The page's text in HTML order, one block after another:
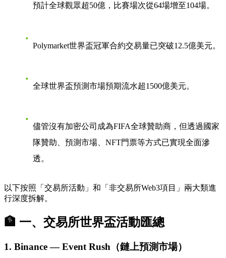
預計全球觀眾超50億 ，比賽場次從64場增至104場。
Polymarket世界盃冠軍合約交易量已突破12.5億美元。
全球世界盃預測市場預期流水超1500億美元。
儘管沒有加密公司成為FIFA全球贊助商，但透過國家
隊贊助、預測市場、NFT門票等方式已實現全面滲
透。
以下按照「交易所活動」和「非交易所Web3項目」兩大類進
行深度拆解。
🏦 一、交易所世界盃活動匯總
1. Binance — Event Rush（鏈上預測市場）